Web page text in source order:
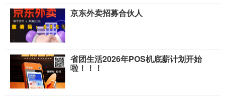
京东外卖招募合伙人
省团生活2026年POS机底薪计划开始
啦！！！